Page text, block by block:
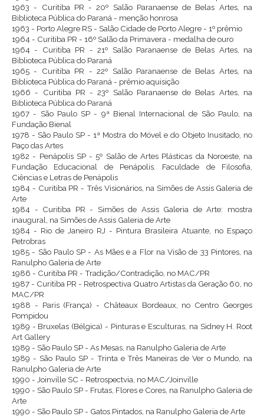
1963 - Curitiba PR - 20º Salão Paranaense de Belas Artes, na
Biblioteca Pública do Paraná - menção honrosa
1963 - Porto Alegre RS - Salão Cidade de Porto Alegre - 1º prêmio
1964 - Curitiba PR - 16º Salão da Primavera - medalha de ouro
1964 - Curitiba PR - 21º Salão Paranaense de Belas Artes, na
Biblioteca Pública do Paraná
1965 - Curitiba PR - 22º Salão Paranaense de Belas Artes, na
Biblioteca Pública do Paraná - prêmio aquisição
1966 - Curitiba PR - 23º Salão Paranaense de Belas Artes, na
Biblioteca Pública do Paraná
1967 - São Paulo SP - 9ª Bienal Internacional de São Paulo, na
Fundação Bienal
1978 - São Paulo SP - 1ª Mostra do Móvel e do Objeto Inusitado, no
Paço das Artes
1982 - Penápolis SP - 5º Salão de Artes Plásticas da Noroeste, na
Fundação Educacional de Penápolis. Faculdade de Filosofia,
Ciências e Letras de Penápolis
1984 - Curitiba PR - Três Visionários, na Simões de Assis Galeria de
Arte
1984 - Curitiba PR - Simões de Assis Galeria de Arte: mostra
inaugural, na Simões de Assis Galeria de Arte
1984 - Rio de Janeiro RJ - Pintura Brasileira Atuante, no Espaço
Petrobras
1985 - São Paulo SP - As Mães e a Flor na Visão de 33 Pintores, na
Ranulpho Galeria de Arte
1986 - Curitiba PR - Tradição/Contradição, no MAC/PR
1987 - Curitiba PR - Retrospectiva Quatro Artistas da Geração 60, no
MAC/PR
1988 - Paris (França) - Châteaux Bordeaux, no Centro Georges
Pompidou
1989 - Bruxelas (Bélgica) - Pinturas e Esculturas, na Sidney H. Root
Art Gallery
1989 - São Paulo SP - As Mesas, na Ranulpho Galeria de Arte
1989 - São Paulo SP - Trinta e Três Maneiras de Ver o Mundo, na
Ranulpho Galeria de Arte
1990 - Joinville SC - Retrospectvia, no MAC/Joinville
1990 - São Paulo SP - Frutas, Flores e Cores, na Ranulpho Galeria de
Arte
1990 - São Paulo SP - Gatos Pintados, na Ranulpho Galeria de Arte